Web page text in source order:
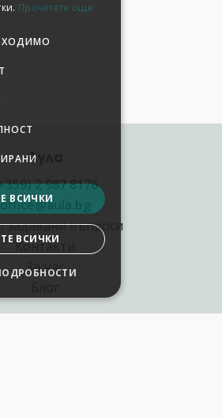
Аула
2 987 8176
office@aula.bg
задавани въпроси
Контакти
За нас
Прочетете още
ВСИЧКИ
ВСИЧКИ